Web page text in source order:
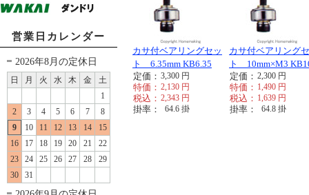
営業日カレンダー
2026年8月の定休日
日 月 火 水 木 金
土
1
2
3 4 5 6 7
8
9
10 11 12 13 14
15
16
17 18 19 20 21
22
23
24 25 26 27 28
29
30
31
カサ付ベアリングセッ
ト 6.35mm KB6.35
定価： 3,300 円
特価： 2,130 円
税込： 2,343 円
掛率： 64.6 掛
カサ付ベアリング
ト 10mm×M3
定価： 2,300 円
特価： 1,490 円
税込： 1,639 円
掛率： 64.8 掛